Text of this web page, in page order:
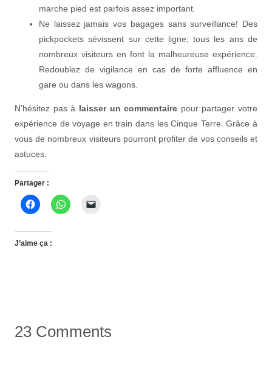
marche pied est parfois assez important.
Ne laissez jamais vos bagages sans surveillance! Des
pickpockets sévissent sur cette ligne; tous les ans de
nombreux visiteurs en font la malheureuse expérience.
Redoublez de vigilance en cas de forte affluence en
gare ou dans les wagons.
N’hésitez pas à laisser un commentaire pour partager votre
expérience de voyage en train dans les Cinque Terre. Grâce à
vous de nombreux visiteurs pourront profiter de vos conseils et
astuces.
Partager :
J’aime ça :
23 Comments